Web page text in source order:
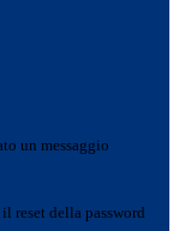
un messaggio
reset della password